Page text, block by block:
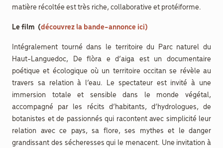
matière récoltée est très riche, collaborative et protéiforme.
Le film (découvrez la bande-annonce ici)
Intégralement tourné dans le territoire du Parc naturel du
Haut-Languedoc, De flòra e d’aiga est un documentaire
poétique et écologique où un territoire occitan se révèle au
travers sa relation à l’eau. Le spectateur est invité à une
immersion totale et sensible dans le monde végétal,
accompagné par les récits d’habitants, d’hydrologues, de
botanistes et de passionnés qui racontent avec simplicité leur
relation avec ce pays, sa flore, ses mythes et le danger
grandissant des sécheresses qui le menacent. Une invitation à